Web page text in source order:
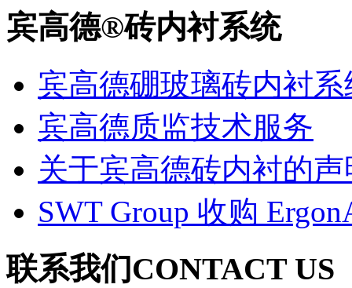
宾高德®砖内衬系统
宾高德硼玻璃砖内衬
宾高德质监技术服务
关于宾高德砖内衬的声
SWT Group 收购
联系我们 CONTACT US